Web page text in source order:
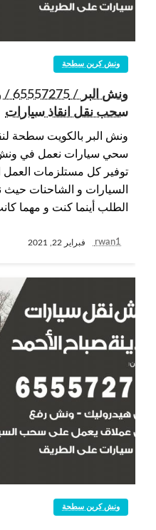
ونش كرين سطحة
ونش
سحب نقل انقاذ سيارات
ونش البر بالكويت سطحة
سحي سيارات نعمل في ونش
توفير كل مستلزمات
السيارات و الشاحنات حيث
الطلب أينما كنت و مهما
rwan1 فبراير 22, 2021
ونش كرين سطحة